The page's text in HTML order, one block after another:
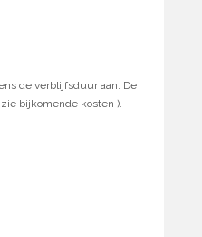
de verblijfsduur aan. De
bijkomende kosten ).